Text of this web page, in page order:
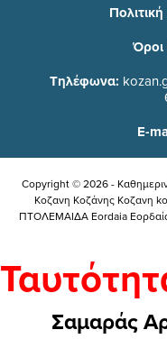
Τηλέφωνα:
E-
Copyright © 2026 -
Κοζανη Κοζάνης Κοζανη
ΠΤΟΛΕΜΑΙΔΑ Eordaia Εορδαία
Σαμαράς